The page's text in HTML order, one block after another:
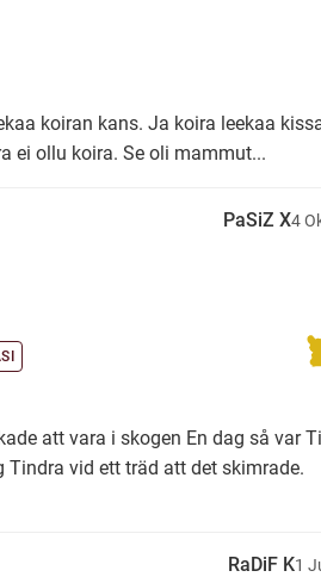
koiran kans. Ja koira leekaa
ei ollu koira. Se oli mammut...
PaSiZ X4
att vara i skogen En dag så var
vid ett träd att det skimrade.
RaDiF K1